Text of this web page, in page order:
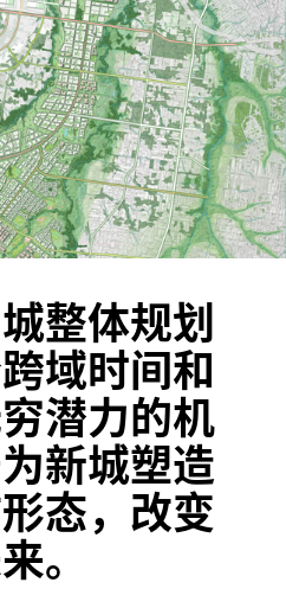
整体规划
域时间和
潜力的机
新城塑造
态，改变
。